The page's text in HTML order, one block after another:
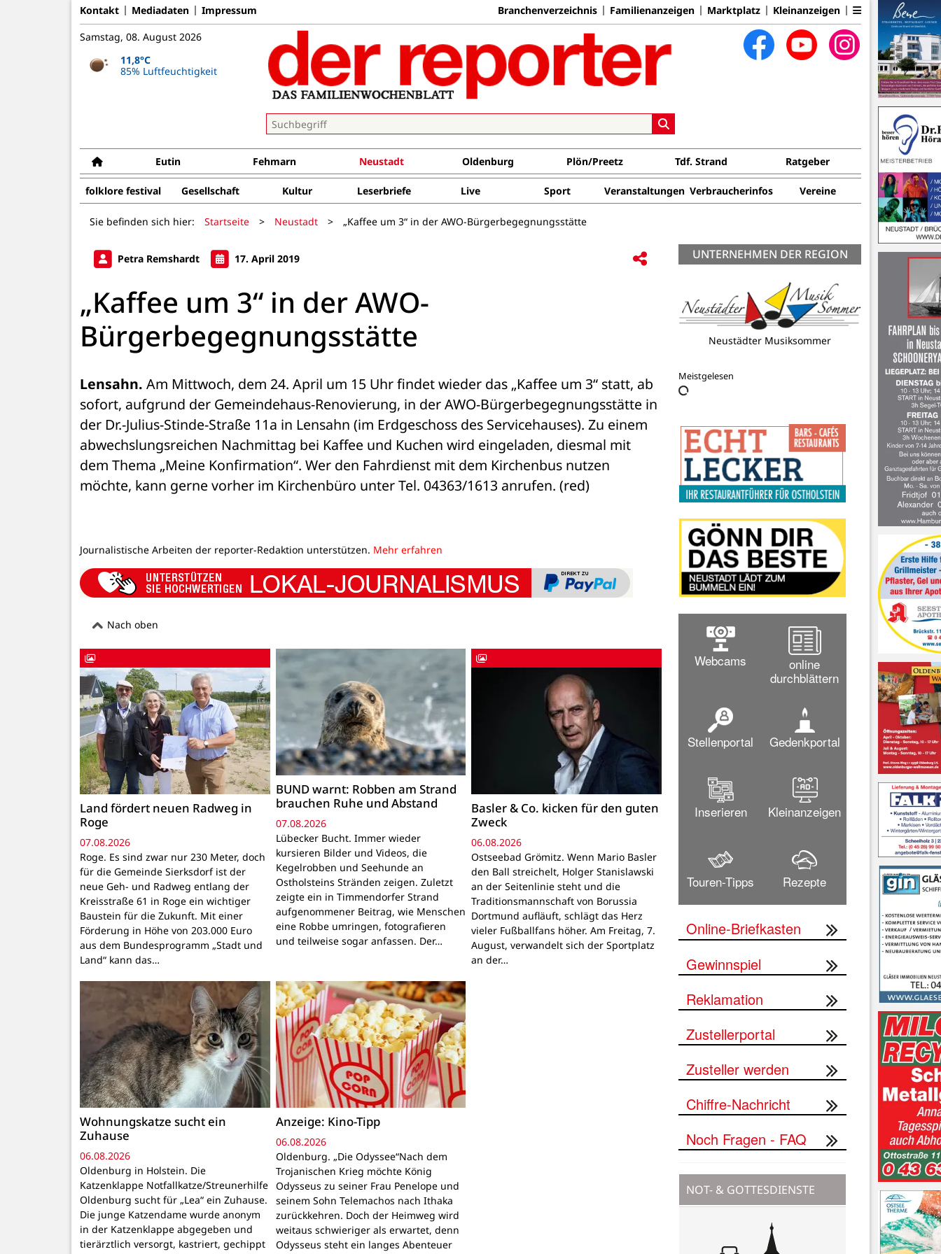
Kontakt Mediadaten Impressum Branchenverzeichnis Familienanzeigen Marktplatz Kleinanzeigen
Samstag, 08. August 2026
11,8°C
85% Luftfeuchtigkeit
Eutin Fehmarn Neustadt Oldenburg Plön/Preetz Tdf. Strand Ratgeber
folklore festival Gesellschaft Kultur Leserbriefe Live Sport Veranstaltungen Verbraucherinfos Vereine
Sie befinden sich hier: Startseite > Neustadt > „Kaffee um 3“ in der AWO-Bürgerbegegnungsstätte
Petra Remshardt 17. April 2019
„Kaffee um 3“ in der AWO-
Bürgerbegegnungsstätte
Lensahn. Am Mittwoch, dem 24. April um 15 Uhr findet wieder das „Kaffee um 3“ statt, ab
sofort, aufgrund der Gemeindehaus-Renovierung, in der AWO-Bürgerbegegnungsstätte in
der Dr.-Julius-Stinde-Straße 11a in Lensahn (im Erdgeschoss des Servicehauses). Zu einem
abwechslungsreichen Nachmittag bei Kaffee und Kuchen wird eingeladen, diesmal mit
dem Thema „Meine Konfirmation“. Wer den Fahrdienst mit dem Kirchenbus nutzen
möchte, kann gerne vorher im Kirchenbüro unter Tel. 04363/1613 anrufen. (red)
Journalistische Arbeiten der reporter-Redaktion unterstützen. Mehr erfahren
Nach oben
Land fördert neuen Radweg in
Roge
07.08.2026
Roge. Es sind zwar nur 230 Meter, doch
für die Gemeinde Sierksdorf ist der
neue Geh- und Radweg entlang der
Kreisstraße 61 in Roge ein wichtiger
Baustein für die Zukunft. Mit einer
Förderung in Höhe von 203.000 Euro
aus dem Bundesprogramm „Stadt und
Land“ kann das…
BUND warnt: Robben am Strand
brauchen Ruhe und Abstand
07.08.2026
Lübecker Bucht. Immer wieder
kursieren Bilder und Videos, die
Kegelrobben und Seehunde an
Ostholsteins Stränden zeigen. Zuletzt
zeigte ein in Timmendorfer Strand
aufgenommener Beitrag, wie Menschen
eine Robbe umringen, fotografieren
und teilweise sogar anfassen. Der…
Basler & Co. kicken für den guten
Zweck
06.08.2026
Ostseebad Grömitz. Wenn Mario Basler
den Ball streichelt, Holger Stanislawski
an der Seitenlinie steht und die
Traditionsmannschaft von Borussia
Dortmund aufläuft, schlägt das Herz
vieler Fußballfans höher. Am Freitag, 7.
August, verwandelt sich der Sportplatz
an der…
Wohnungskatze sucht ein
Zuhause
06.08.2026
Oldenburg in Holstein. Die
Katzenklappe Notfallkatze/Streunerhilfe
Oldenburg sucht für „Lea“ ein Zuhause.
Die junge Katzendame wurde anonym
in der Katzenklappe abgegeben und
tierärztlich versorgt, kastriert, gechippt
Anzeige: Kino-Tipp
06.08.2026
Oldenburg. „Die Odyssee“Nach dem
Trojanischen Krieg möchte König
Odysseus zu seiner Frau Penelope und
seinem Sohn Telemachos nach Ithaka
zurückkehren. Doch der Heimweg wird
weitaus schwieriger als erwartet, denn
Odysseus steht ein langes Abenteuer
UNTERNEHMEN DER REGION
Neustädter Musiksommer
Meistgelesen
Webcams
online
durchblättern
Stellenportal Gedenkportal
Inserieren Kleinanzeigen
Touren-Tipps Rezepte
Online-Briefkasten
Gewinnspiel
Reklamation
Zustellerportal
Zusteller werden
Chiffre-Nachricht
Noch Fragen - FAQ
NOT- & GOTTESDIENSTE